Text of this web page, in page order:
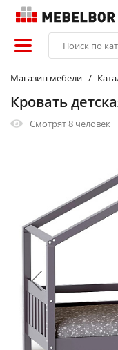
Магазин мебели
Кровать
Смотрят8 человек